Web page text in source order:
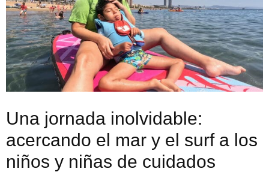
Una jornada inolvidable:
acercando el mar y el surf a los
niños y niñas de cuidados